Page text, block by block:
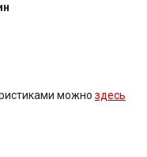
можно здесь